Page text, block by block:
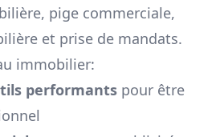
pige commerciale,
et prise de mandats.
immobilier:
performants pour être